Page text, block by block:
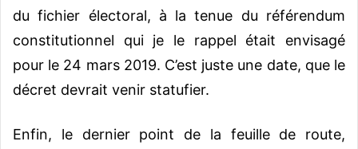
du fichier électoral, à la tenue du référendum
constitutionnel qui je le rappel était envisagé
pour le 24 mars 2019. C’est juste une date, que le
décret devrait venir statufier.
Enfin, le dernier point de la feuille de route,